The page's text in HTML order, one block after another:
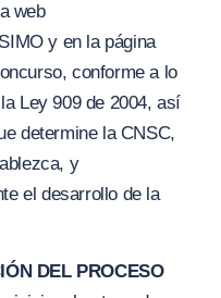
web
y en la página
conforme a lo
Ley 909 de 2004, así
determine la CNSC,
y
el desarrollo de la
DEL PROCESO